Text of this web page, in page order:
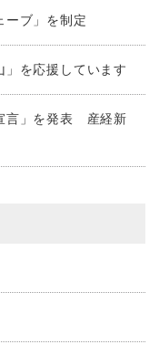
ーブ」を制定
」を応援しています
言」を発表 産経新